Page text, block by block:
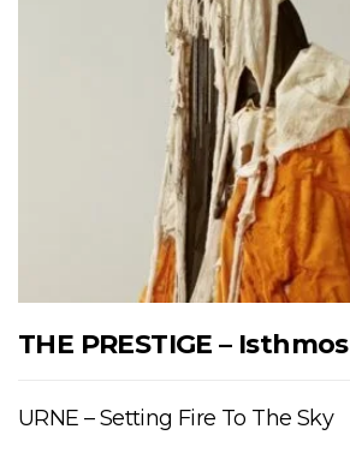
THE PRESTIGE – Isthmos
URNE – Setting Fire To The Sky